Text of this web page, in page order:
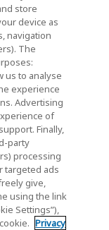
会社 ホーム
store
device as
navigation
The
us to analyse
experience
Advertising
of
Finally,
party
processing
targeted ads
give,
using the link
Settings”),
Privacy